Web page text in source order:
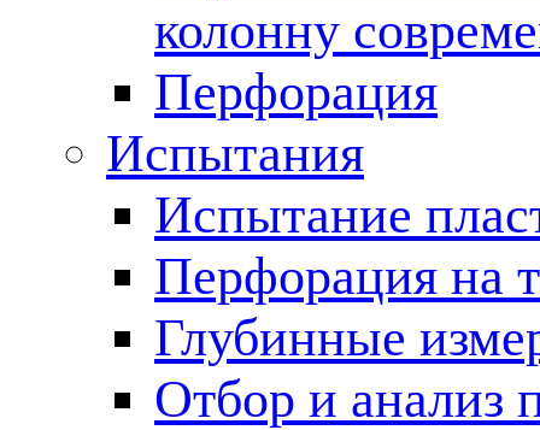
колонну
Перфорация
Испытания
Испытание
Перфорация на
Глубинные
Отбор и анализ